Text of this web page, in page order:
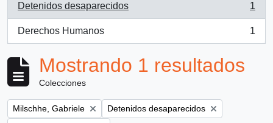
Detenidos desaparecidos
, 1 resultados
1
Derechos Humanos
, 1 resultados
1
Mostrando 1 resultados
Colecciones
Remove filter:
Milschhe, Gabriele Remove filter:
Detenidos desaparecidos